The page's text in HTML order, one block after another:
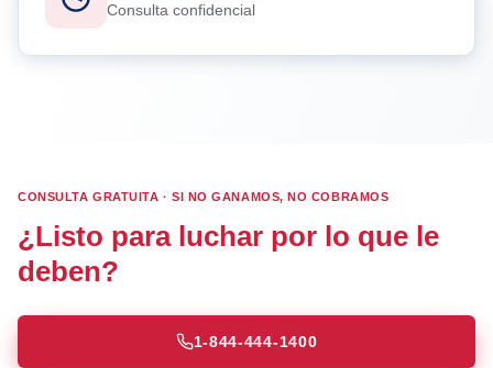
Consulta confidencial
CONSULTA GRATUITA · SI NO GANAMOS, NO COBRAMOS
¿Listo para luchar por lo que le
deben?
1-844-444-1400